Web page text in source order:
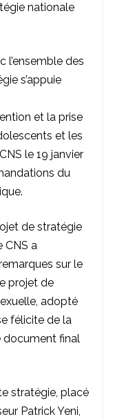
nationale
l’ensemble des
s’appuie
et la prise
et les
le 19 janvier
du
.
de stratégie
CNS a
sur le
projet de
, adopté
félicite de la
document final
stratégie, placé
Patrick Yeni,